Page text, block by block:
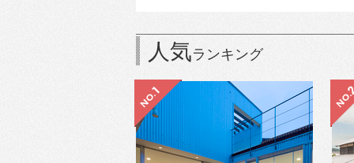
人気ランキング